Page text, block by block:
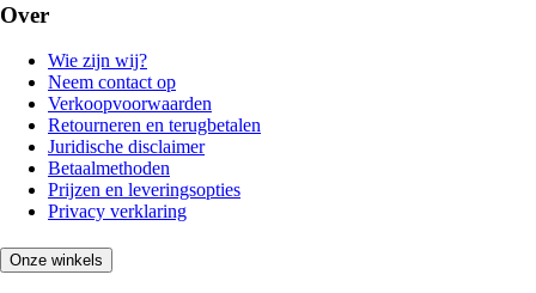
Over
Wie zijn wij?
Neem contact op
Verkoopvoorwaarden
Retourneren en terugbetalen
Juridische disclaimer
Betaalmethoden
Prijzen en leveringsopties
Privacy verklaring
Onze winkels